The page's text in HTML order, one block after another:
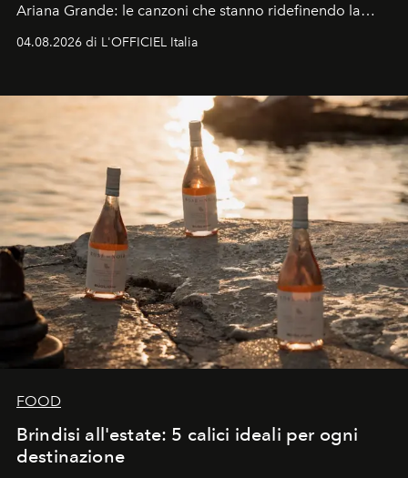
Ariana Grande: le canzoni che stanno ridefinendo la
colonna sonora della stagione.
04.08.2026 di L'OFFICIEL Italia
FOOD
Brindisi all'estate: 5 calici ideali per ogni
destinazione